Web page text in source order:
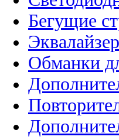
Бегущие
Обманки